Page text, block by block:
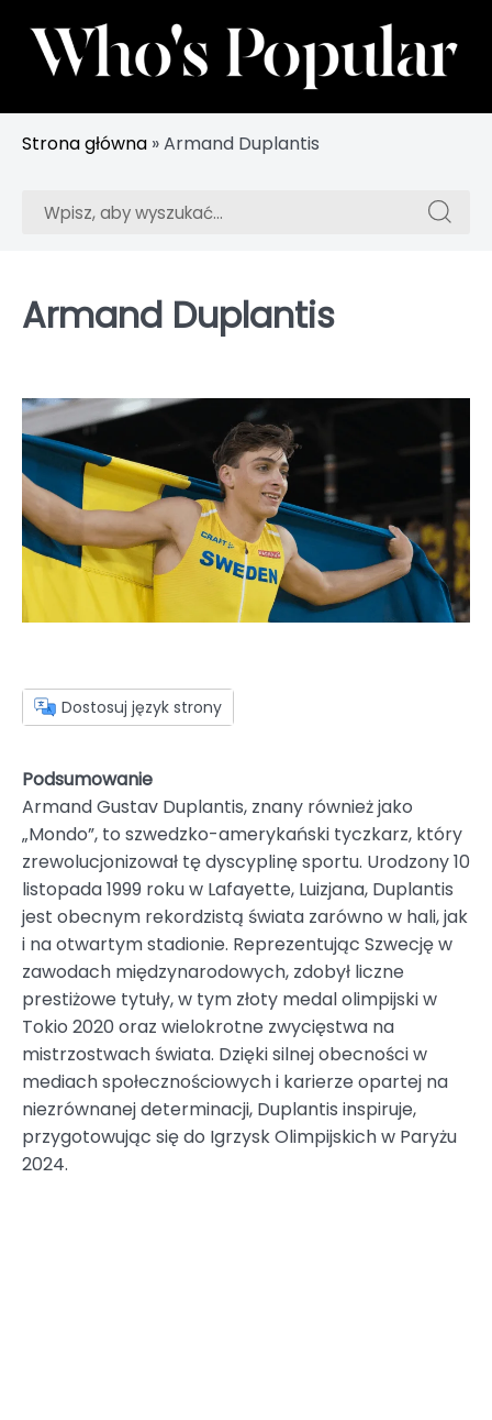
content
Whos Popular
Śledź najpopularniejsze gwiazdy i influencerów
Strona główna »Armand Duplantis
Szukaj: Szukaj:
Armand Duplantis
Dostosuj język strony
Podsumowanie
Armand Gustav Duplantis, znany również jako
„Mondo”, to szwedzko-amerykański tyczkarz, który
zrewolucjonizował tę dyscyplinę sportu. Urodzony 10
listopada 1999 roku w Lafayette, Luizjana, Duplantis
jest obecnym rekordzistą świata zarówno w hali, jak
i na otwartym stadionie. Reprezentując Szwecję w
zawodach międzynarodowych, zdobył liczne
prestiżowe tytuły, w tym złoty medal olimpijski w
Tokio 2020 oraz wielokrotne zwycięstwa na
mistrzostwach świata. Dzięki silnej obecności w
mediach społecznościowych i karierze opartej na
niezrównanej determinacji, Duplantis inspiruje,
przygotowując się do Igrzysk Olimpijskich w Paryżu
2024.